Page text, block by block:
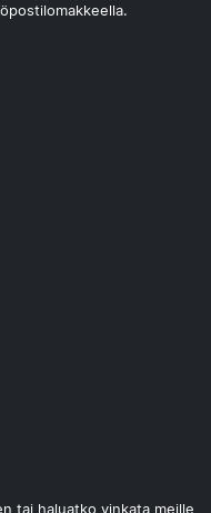
tai haluatko vinkata meille